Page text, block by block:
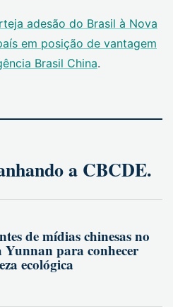
adesão do Brasil à Nova
em posição de vantagem
Brasil China.
a CBCDE.
de mídias chinesas no
para conhecer
ecológica